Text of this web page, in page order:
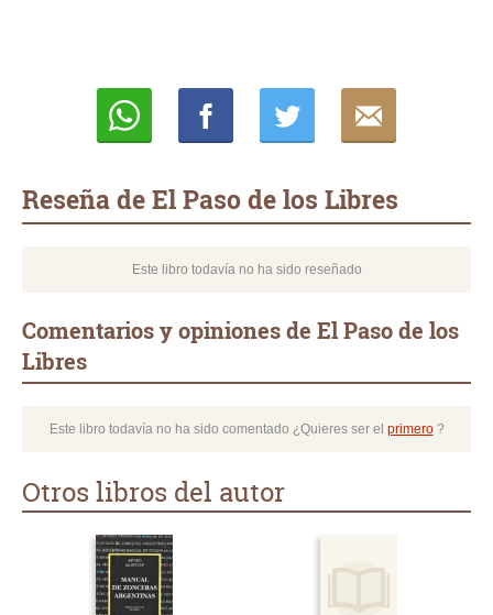
Reseña de El Paso de los Libres
Este libro todavía no ha sido reseñado
Comentarios y opiniones de El Paso de los
Libres
Este libro todavía no ha sido comentado ¿Quieres ser el primero?
Otros libros del autor